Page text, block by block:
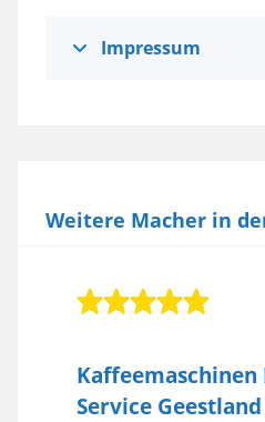
Impressum
Weitere Macher in
Service Geestland